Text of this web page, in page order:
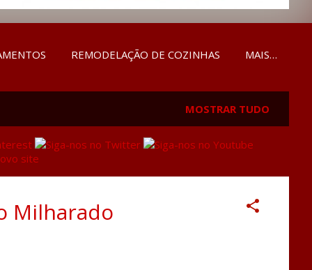
REMODELAÇÃO DE COZINHAS MAIS…
MOSTRAR TUDO
Milharado